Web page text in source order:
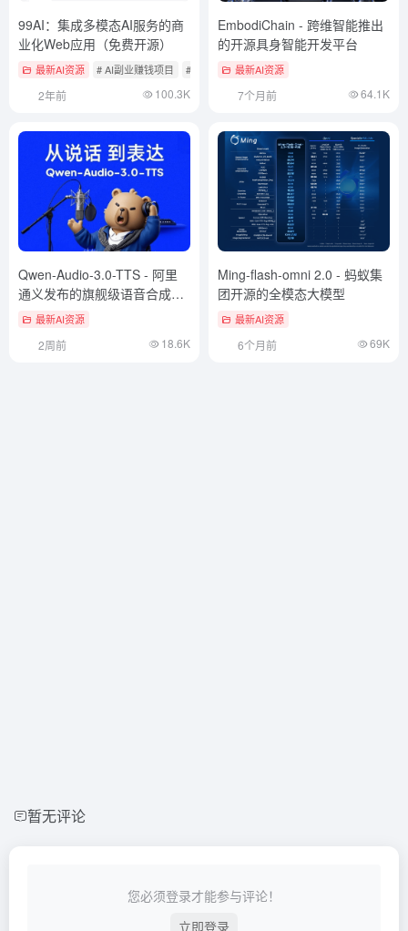
99AI：集成多模态AI服务的商
业化Web应用（免费开源）
最新AI资源 # AI副业赚钱项目 # AI开源项目 # AI本地化聊天应用
2年前 100.3K
EmbodiChain - 跨维智能推出
的开源具身智能开发平台
最新AI资源
7个月前 64.1K
Qwen-Audio-3.0-TTS - 阿里
通义发布的旗舰级语音合成大
模型最新AI资源
2周前 18.6K
Ming-flash-omni 2.0 - 蚂蚁集
团开源的全模态大模型
最新AI资源
6个月前 69K
暂无评论
您必须登录才能参与评论！
立即登录